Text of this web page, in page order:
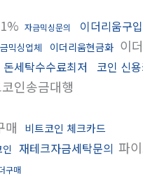
자금믹싱문의 이더리움구
믹싱업체 이더리움현금화 이
돈세탁수수료최저 코인 신
인송금대행
매 비트코인 체크카드
재테크자금세탁문의 파
구매